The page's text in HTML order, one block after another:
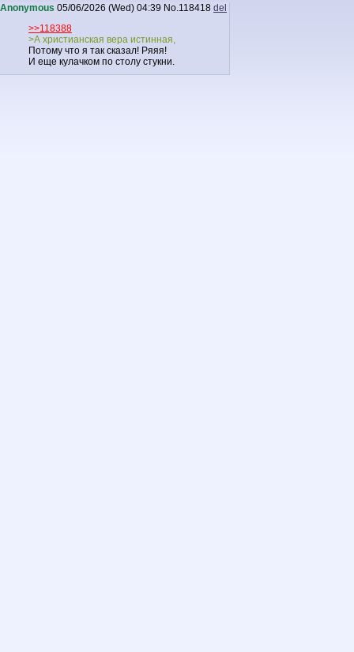
Anonymous 05/06/2026 (Wed) 04:39 No.118418 del
>>118388
>А христианская вера истинная,
Потому что я так сказал! Ряяя!
И еще кулачком по столу стукни.